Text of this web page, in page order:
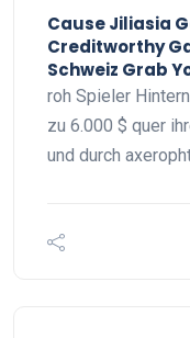
Cause Jiliasia
Creditworthy
Schweiz Grab
roh Spieler
zu 6.000 $ quer
und durch